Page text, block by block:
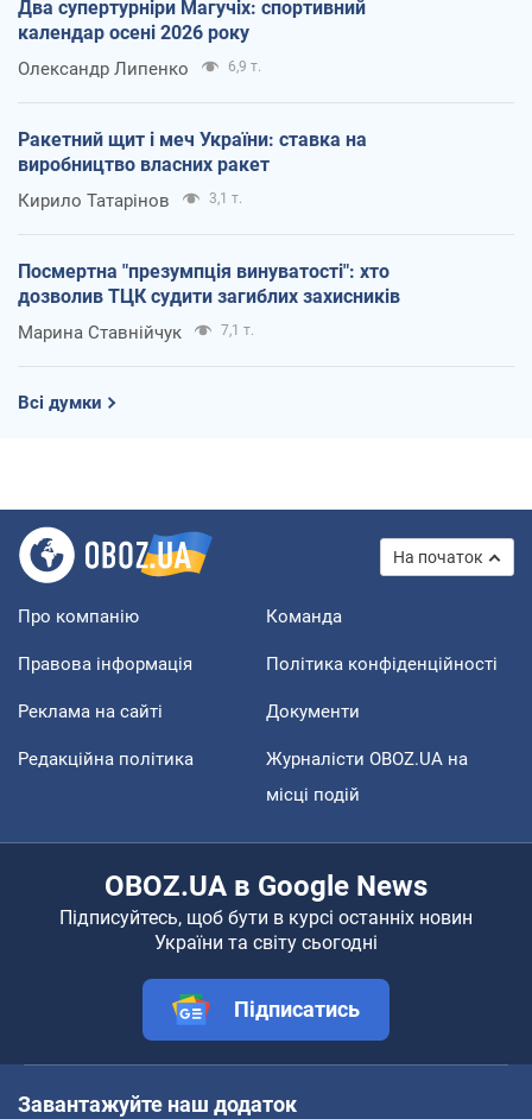
Два супертурніри Магучіх: спортивний
календар осені 2026 року
Олександр Липенко 6,9 т.
Ракетний щит і меч України: ставка на
виробництво власних ракет
Кирило Татарінов 3,1 т.
Посмертна "презумпція винуватості": хто
дозволив ТЦК судити загиблих захисників
Марина Ставнійчук 7,1 т.
Всі думки
На початок
Про компанію Команда
Правова інформація Політика конфіденційності
Реклама на сайті Документи
Редакційна політика
Журналісти OBOZ.UA на
місці подій
OBOZ.UA в Google News
Підписуйтесь, щоб бути в курсі останніх новин
України та світу сьогодні
Підписатись
Завантажуйте наш додаток